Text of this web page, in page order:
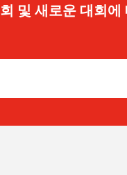
및 새로운 대회에